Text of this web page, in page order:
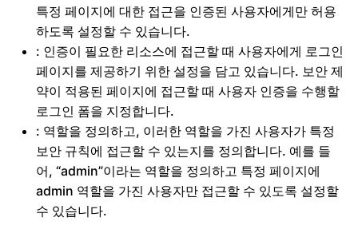
특정 페이지에 대한 접근을 인증된 사용자에게만 허용
하도록 설정할 수 있습니다.
: 인증이 필요한 리소스에 접근할 때 사용자에게 로그인
페이지를 제공하기 위한 설정을 담고 있습니다. 보안 제
약이 적용된 페이지에 접근할 때 사용자 인증을 수행할
로그인 폼을 지정합니다.
: 역할을 정의하고, 이러한 역할을 가진 사용자가 특정
보안 규칙에 접근할 수 있는지를 정의합니다. 예를 들
어, “admin”이라는 역할을 정의하고 특정 페이지에
admin 역할을 가진 사용자만 접근할 수 있도록 설정할
수 있습니다.